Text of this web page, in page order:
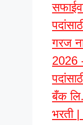
गरज
2026
बँक
भरती